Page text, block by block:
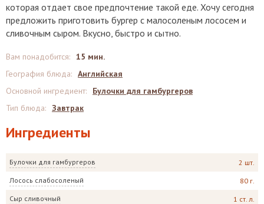
которая отдает свое предпочтение такой еде. Хочу сегодня
предложить приготовить бургер с малосоленым лососем и
сливочным сыром. Вкусно, быстро и сытно.
Ингредиенты
Булочки для гамбургеров 2 шт.
Лосось слабосоленый 80 г.
Сыр сливочный 1 ст. л.
Вам понадобится: 15 мин.
География блюда: Английская
Основной ингредиент:
Булочки для гамбургеров
Тип блюда: Завтрак